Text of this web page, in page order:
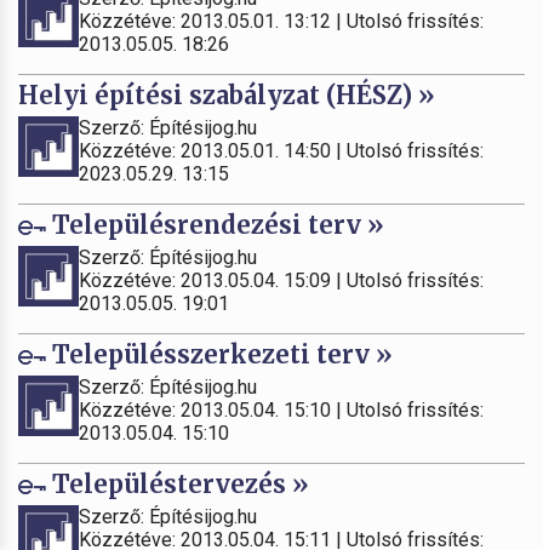
Közzétéve: 2013.05.01. 13:12 | Utolsó frissítés:
2013.05.05. 18:26
Helyi építési szabályzat (HÉSZ) »
Szerző: Építésijog.hu
Közzétéve: 2013.05.01. 14:50 | Utolsó frissítés:
2023.05.29. 13:15
Településrendezési terv »
Szerző: Építésijog.hu
Közzétéve: 2013.05.04. 15:09 | Utolsó frissítés:
2013.05.05. 19:01
Településszerkezeti terv »
Szerző: Építésijog.hu
Közzétéve: 2013.05.04. 15:10 | Utolsó frissítés:
2013.05.04. 15:10
Településtervezés »
Szerző: Építésijog.hu
Közzétéve: 2013.05.04. 15:11 | Utolsó frissítés: